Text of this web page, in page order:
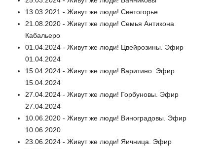
13.03.2021 - Живут же люди! Светогорье
21.08.2020 - Живут же люди! Семья Антикона
Кабальеро
01.04.2024 - Живут же люди! Цвейрозины. Эфир
01.04.2024
15.04.2024 - Живут же люди! Варитино. Эфир
15.04.2024
27.04.2024 - Живут же люди! Горбуновы. Эфир
27.04.2024
10.06.2020 - Живут же люди! Виноградовы. Эфир
10.06.2020
23.06.2024 - Живут же люди! Яичница. Эфир